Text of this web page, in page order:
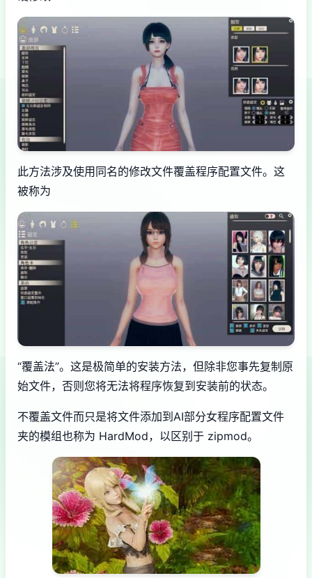
此方法涉及使用同名的修改文件覆盖程序配置文件。这
被称为
“覆盖法”。这是极简单的安装方法，但除非您事先复制原
始文件，否则您将无法将程序恢复到安装前的状态。
不覆盖文件而只是将文件添加到AI部分女程序配置文件
夹的模组也称为 HardMod，以区别于 zipmod。